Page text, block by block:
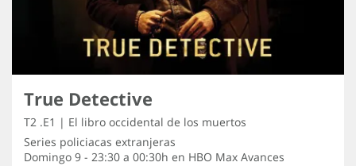
True Detective
T2 .E1 | El libro occidental de los muertos
Series policiacas extranjeras
Domingo 9 - 23:30 a 00:30h en HBO Max Avances